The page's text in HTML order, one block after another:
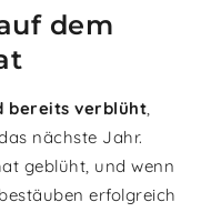
dem
bereits verblüht,
nächste Jahr.
geblüht, und wenn
erfolgreich